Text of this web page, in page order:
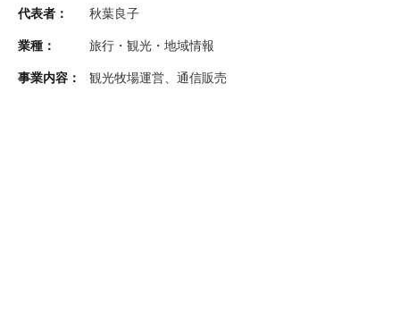
代表者： 秋葉良子
業種： 旅行・観光・地域情報
事業内容： 観光牧場運営、通信販売